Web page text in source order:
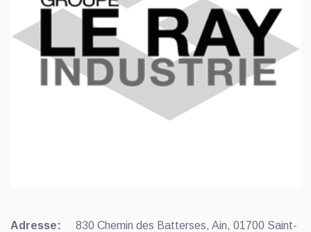
Adresse:
830 Chemin des Batterses, Ain, 01700 Saint-